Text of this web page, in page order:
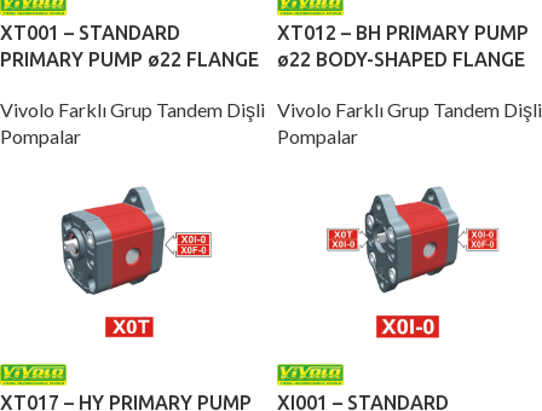
XT001 – STANDARD
PRIMARY PUMP ø22 FLANGE
Vivolo Farklı Grup Tandem Dişli
Pompalar
XT012 – BH PRIMARY PUMP
ø22 BODY-SHAPED FLANGE
Vivolo Farklı Grup Tandem Dişli
Pompalar
XT017 – HY PRIMARY PUMP
XI001 – STANDARD